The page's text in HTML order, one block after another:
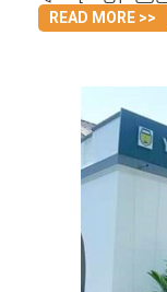
READ MORE >>